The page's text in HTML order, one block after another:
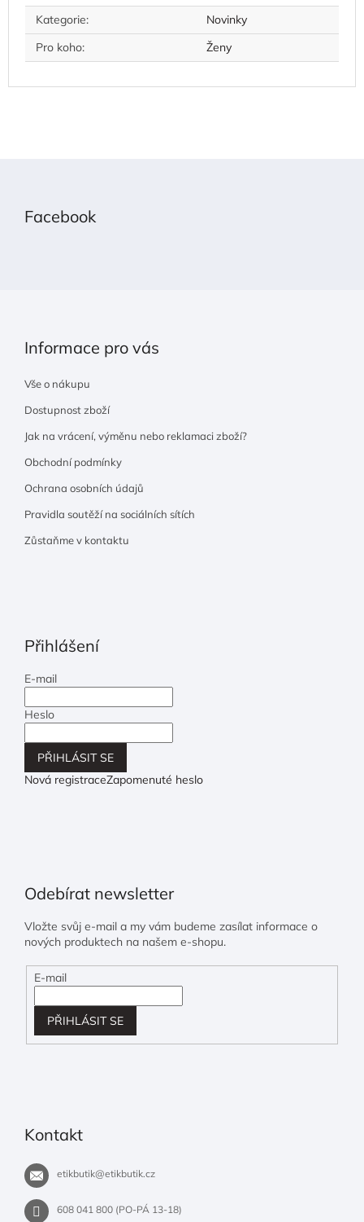
Kategorie:
Novinky
Pro koho: Ženy
Facebook
Informace pro vás
Vše o nákupu
Dostupnost zboží
Jak na vrácení, výměnu nebo reklamaci zboží?
Obchodní podmínky
Ochrana osobních údajů
Pravidla soutěží na sociálních sítích
Zůstaňme v kontaktu
Přihlášení
E-mail
Heslo
PŘIHLÁSIT SE
Nová registraceZapomenuté heslo
Odebírat newsletter
Vložte svůj e-mail a my vám budeme zasílat informace o
nových produktech na našem e-shopu.
E-mail
PŘIHLÁSIT SE
Kontakt
etikbutik@etikbutik.cz
608 041 800 (PO-PÁ 13-18)